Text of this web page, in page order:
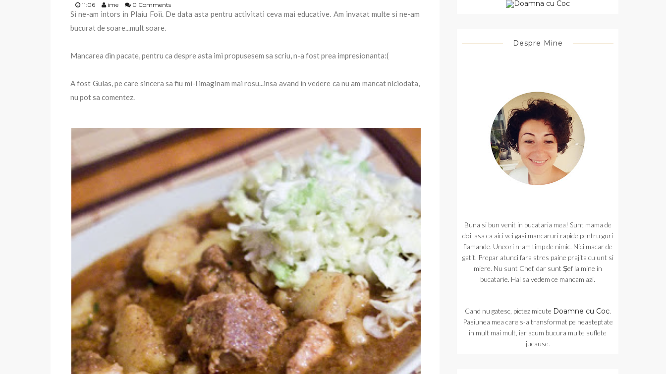
11:06 ime 0 Comments
Si ne-am intors in Plaiu Foii. De data asta pentru activitati ceva mai educative. Am invatat multe si ne-am
bucurat de soare...mult soare.
Mancarea din pacate, pentru ca despre asta imi propusesem sa scriu, n-a fost prea impresionanta:(
A fost Gulas, pe care sincera sa fiu mi-l imaginam mai rosu...insa avand in vedere ca nu am mancat niciodata,
nu pot sa comentez.
Despre Mine
Buna si bun venit in bucataria mea! Sunt mama de
doi, asa ca aici vei gasi mancaruri rapide pentru guri
flamande. Uneori n-am timp de nimic. Nici macar de
gatit. Prepar atunci fara stres paine prajita cu unt si
miere. Nu sunt Chef, dar sunt Șef la mine in
bucatarie. Hai sa vedem ce mancam azi.
Cand nu gatesc, pictez micute Doamne cu Coc.
Pasiunea mea care s-a transformat pe neasteptate
in mult mai mult, iar acum bucura multe suflete
jucause.